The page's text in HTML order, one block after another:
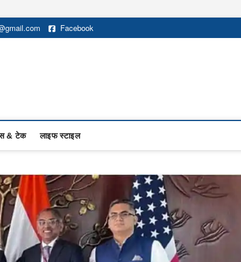
Facebook
& टेक लाइफ स्टाइल